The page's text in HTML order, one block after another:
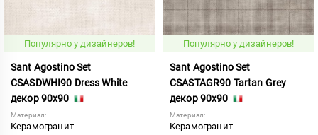
Популярно у дизайнеров!
Sant Agostino Set
CSASDWHI90 Dress White
декор 90x90
Материал:
Керамогранит
Популярно у дизайнеров!
Sant Agostino Set
CSASTAGR90 Tartan Grey
декор 90x90
Материал:
Керамогранит